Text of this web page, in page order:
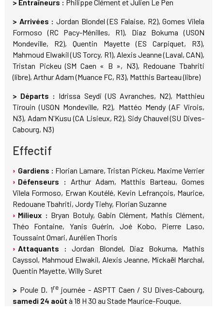
> Entraîneurs : Philippe Clément et Julien Le Pen
> Arrivées : Jordan Blondel (ES Falaise, R2), Gomes Vilela
Formoso (RC Pacy-Ménilles, R1), Diaz Bokuma (USON
Mondeville, R2), Quentin Mayette (ES Carpiquet, R3),
Mahmoud Elwakil (US Torcy, R1), Alexis Jeanne (Laval, CAN),
Tristan Pickeu (SM Caen « B », N3), Redouane Tbahriti
(libre), Arthur Adam (Muance FC, R3), Matthis Barteau (libre)
> Départs : Idrissa Seydi (US Avranches, N2), Matthieu
Tirouin (USON Mondeville, R2), Mattéo Mendy (AF Virois,
N3), Adam N'Kusu (CA Lisieux, R2), Sidy Chauvel (SU Dives-
Cabourg, N3)
Effectif
Gardiens : Florian Lamare, Tristan Pickeu, Maxime Verrier
Défenseurs :
Arthur Adam, Matthis Barteau, Gomes
Vilela Formoso, Erwan Koutélé, Kevin Lefrançois, Maurice,
Redouane Tbahriti, Jordy Tiehy, Florian Suzanne
Milieux : Bryan Botuly, Gabin Clément, Mathis Clément,
Théo Fontaine, Yanis Guérin, Joé Kobo, Pierre Laso,
Toussaint Omari, Aurélien Thoris
Attaquants : Jordan Blondel, Diaz Bokuma, Mathis
Cayssol, Mahmoud Elwakil, Alexis Jeanne, Mickaël Marchal,
Quentin Mayette, Willy Suret
> Poule D. 1rejournée - ASPTT Caen / SU Dives-Cabourg,
samedi 24 août à 18 H 30 au Stade Maurice-Fouque.